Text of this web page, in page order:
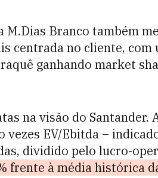
Branco também
centrada no cliente,
ganhando market
na visão do Santander.
EV/Ebitda –
dividido pelo lucro-
frente à média histórica